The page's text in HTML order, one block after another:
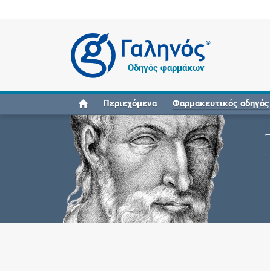
®
Οδηγός φαρμάκων
Περιεχόμενα Φαρμακευτικός οδηγός